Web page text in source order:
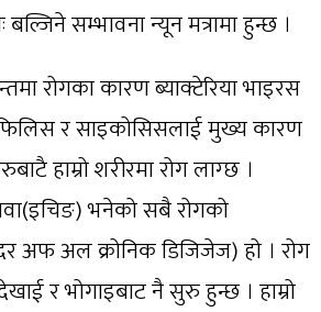
सम्भावना न्यून मत्रामा हुन्छ ।
रोगका कारण ब्याक्टेरिया भाइरस
र साइकोसिसलाई मुख्य कारण
हाम्रो शरीरमा रोग लाग्छ ।
भनेको सबै रोगको
अफ अल क्रोनिक डिजिजेज) हो । रोग
र भोगाइबाट नै सुरु हुन्छ । हाम्रो